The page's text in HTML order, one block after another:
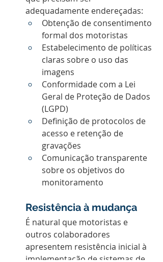
adequadamente endereçadas:
Obtenção de consentimento
formal dos motoristas
Estabelecimento de políticas
claras sobre o uso das
imagens
Conformidade com a Lei
Geral de Proteção de Dados
(LGPD)
Definição de protocolos de
acesso e retenção de
gravações
Comunicação transparente
sobre os objetivos do
monitoramento
Resistência à mudança
É natural que motoristas e
outros colaboradores
apresentem resistência inicial à
implementação de sistemas de